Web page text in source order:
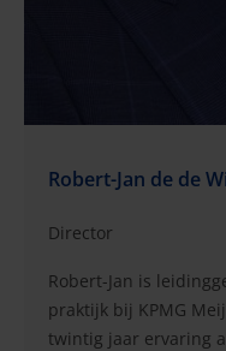
bij een groot aantal
projecten en hij is lid
van KPMG Meijburg
in de belasting op
Meijburg &
EconomieMaster
Robert-Jan de de
Director
Robert-Jan is
praktijk bij KPMG Meijburg & Co.
twintig jaar ervaring